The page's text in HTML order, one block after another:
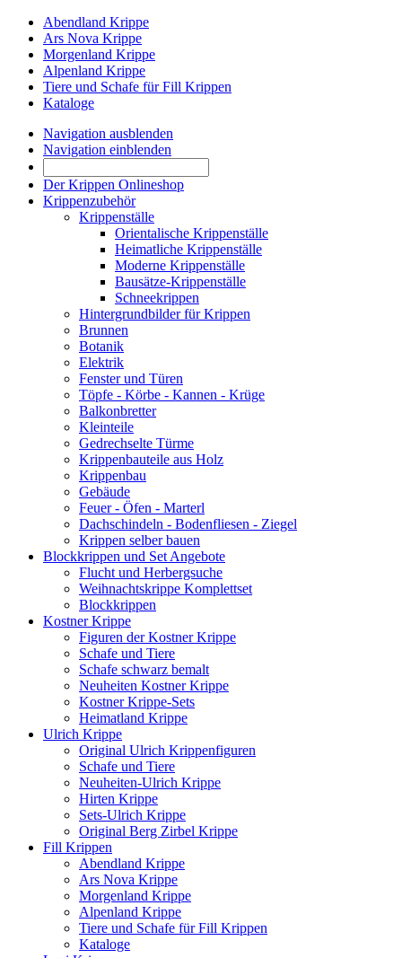
Abendland Krippe
Ars Nova Krippe
Morgenland Krippe
Alpenland Krippe
Tiere und Schafe für Fill Krippen
Kataloge
Navigation ausblenden
Navigation einblenden
Der Krippen Onlineshop
Krippenzubehör
Krippenställe
Orientalische Krippenställe
Heimatliche Krippenställe
Moderne Krippenställe
Bausätze-Krippenställe
Schneekrippen
Hintergrundbilder für Krippen
Brunnen
Botanik
Elektrik
Fenster und Türen
Töpfe - Körbe - Kannen - Krüge
Balkonbretter
Kleinteile
Gedrechselte Türme
Krippenbauteile aus Holz
Krippenbau
Gebäude
Feuer - Öfen - Marterl
Dachschindeln - Bodenfliesen - Ziegel
Krippen selber bauen
Blockkrippen und Set Angebote
Flucht und Herbergsuche
Weihnachtskrippe Komplettset
Blockkrippen
Kostner Krippe
Figuren der Kostner Krippe
Schafe und Tiere
Schafe schwarz bemalt
Neuheiten Kostner Krippe
Kostner Krippe-Sets
Heimatland Krippe
Ulrich Krippe
Original Ulrich Krippenfiguren
Schafe und Tiere
Neuheiten-Ulrich Krippe
Hirten Krippe
Sets-Ulrich Krippe
Original Berg Zirbel Krippe
Fill Krippen
Abendland Krippe
Ars Nova Krippe
Morgenland Krippe
Alpenland Krippe
Tiere und Schafe für Fill Krippen
Kataloge